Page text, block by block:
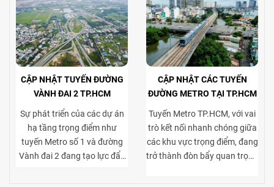
CẬP NHẬT TUYẾN ĐƯỜNG
VÀNH ĐAI 2 TP.HCM
Sự phát triển của các dự án
hạ tầng trọng điểm như
tuyến Metro số 1 và đường
Vành đai 2 đang tạo lực đẩy
CẬP NHẬT CÁC TUYẾN
ĐƯỜNG METRO TẠI TP.HCM
Tuyến Metro TP.HCM, với vai
trò kết nối nhanh chóng giữa
các khu vực trọng điểm, đang
trở thành đòn bẩy quan trọng